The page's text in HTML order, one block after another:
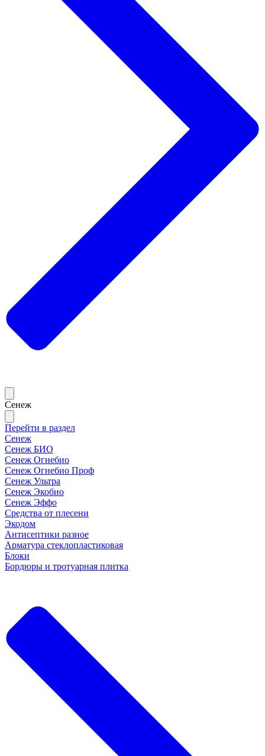
Сенеж
Перейти в раздел
Сенеж
Сенеж БИО
Сенеж Огнебио
Сенеж Огнебио Проф
Сенеж Ультра
Сенеж Экобио
Сенеж Эффо
Средства от плесени
Экодом
Антисептики разное
Арматура стеклопластиковая
Блоки
Бордюры и тротуарная плитка